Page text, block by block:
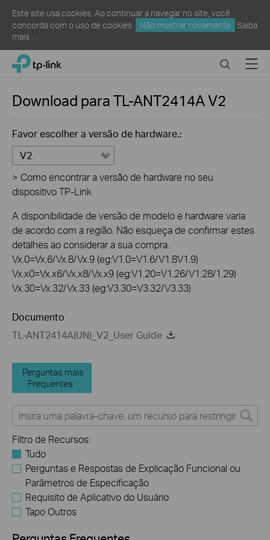
Este site usa cookies. Ao continuar a navegar no site, você
concorda com o uso de cookies.
Não mostrar novamente
Saiba
mais
Click
navigation
TP-Link, Reliably Smart SearchMenu
Download paraTL-ANT2414AV2
Favor escolher a versão de hardware.:
V2
> Como encontrar a versão de hardware no seu
dispositivo TP-Link
A disponibilidade de versão de modelo e hardware varia
de acordo com a região. Não esqueça de confirmar estes
detalhes ao considerar a sua compra.
Vx.0=Vx.6/Vx.8/Vx.9 (eg:V1.0=V1.6/V1.8V1.9)
Vx.x0=Vx.x6/Vx.x8/Vx.x9 (eg:V1.20=V1.26/V1.28/1.29)
Vx.30=Vx.32/Vx.33 (eg:V3.30=V3.32/V3.33)
Documento
TL-ANT2414A(UN)_V2_User Guide
Perguntas mais
Frequentes
Filtro de Recursos:
Tudo
Perguntas e Respostas de Explicação Funcional ou
Parâmetros de Especificação
Requisito de Aplicativo do Usuário
Tapo Outros